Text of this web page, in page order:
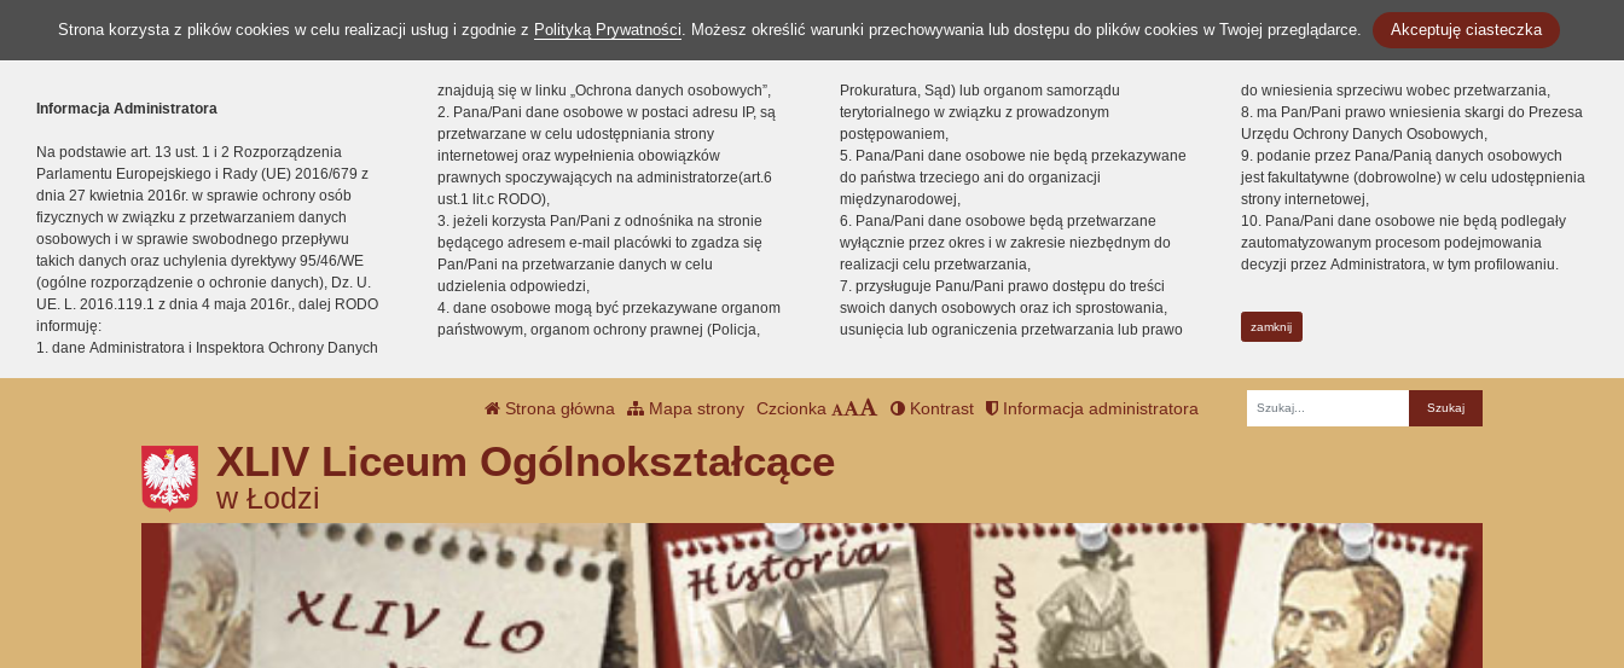
Strona korzysta z plików cookies w celu realizacji usług i zgodnie z Polityką Prywatności. Możesz określić warunki przechowywania lub dostępu do plików cookies w Twojej przeglądarce. Akceptuję ciasteczka
Informacja Administratora
Na podstawie art. 13 ust. 1 i 2 Rozporządzenia
Parlamentu Europejskiego i Rady (UE) 2016/679 z
dnia 27 kwietnia 2016r. w sprawie ochrony osób
fizycznych w związku z przetwarzaniem danych
osobowych i w sprawie swobodnego przepływu
takich danych oraz uchylenia dyrektywy 95/46/WE
(ogólne rozporządzenie o ochronie danych), Dz. U.
UE. L. 2016.119.1 z dnia 4 maja 2016r., dalej RODO
informuję:
1. dane Administratora i Inspektora Ochrony Danych
znajdują się w linku „Ochrona danych osobowych”,
2. Pana/Pani dane osobowe w postaci adresu IP, są
przetwarzane w celu udostępniania strony
internetowej oraz wypełnienia obowiązków
prawnych spoczywających na administratorze(art.6
ust.1 lit.c RODO),
3. jeżeli korzysta Pan/Pani z odnośnika na stronie
będącego adresem e-mail placówki to zgadza się
Pan/Pani na przetwarzanie danych w celu
udzielenia odpowiedzi,
4. dane osobowe mogą być przekazywane organom
państwowym, organom ochrony prawnej (Policja,
Prokuratura, Sąd) lub organom samorządu
terytorialnego w związku z prowadzonym
postępowaniem,
5. Pana/Pani dane osobowe nie będą przekazywane
do państwa trzeciego ani do organizacji
międzynarodowej,
6. Pana/Pani dane osobowe będą przetwarzane
wyłącznie przez okres i w zakresie niezbędnym do
realizacji celu przetwarzania,
7. przysługuje Panu/Pani prawo dostępu do treści
swoich danych osobowych oraz ich sprostowania,
usunięcia lub ograniczenia przetwarzania lub prawo
do wniesienia sprzeciwu wobec przetwarzania,
8. ma Pan/Pani prawo wniesienia skargi do Prezesa
Urzędu Ochrony Danych Osobowych,
9. podanie przez Pana/Panią danych osobowych
jest fakultatywne (dobrowolne) w celu udostępnienia
strony internetowej,
10. Pana/Pani dane osobowe nie będą podlegały
zautomatyzowanym procesom podejmowania
decyzji przez Administratora, w tym profilowaniu.
zamknij
Strona główna Mapa strony Czcionka Kontrast Informacja administratora
Fraza
XLIV Liceum Ogólnokształcące
w Łodzi